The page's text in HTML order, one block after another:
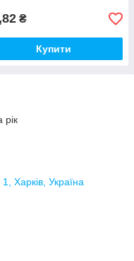
₴
Купити
рік
Харків, Україна